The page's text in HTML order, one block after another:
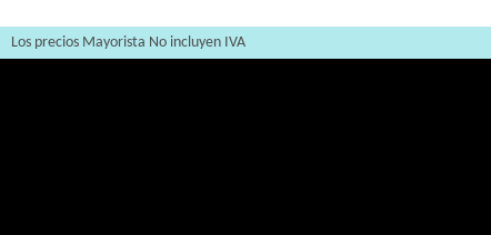
Los precios Mayorista No incluyen IVA